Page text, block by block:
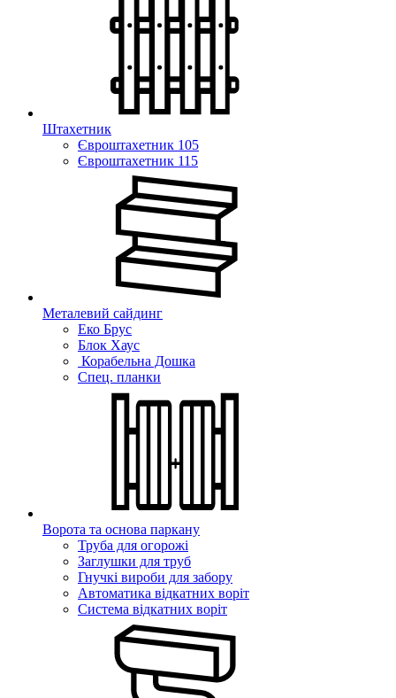
Штахетник
Євроштахетник 105
Євроштахетник 115
Металевий сайдинг
Еко Брус
Блок Хаус
Корабельна Дошка
Спец. планки
Ворота та основа паркану
Труба для огорожі
Заглушки для труб
Гнучкі вироби для забору
Автоматика відкатних воріт
Система відкатних воріт